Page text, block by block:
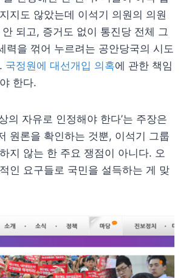
지도 않았는데 이석기 의원의 의원
되고, 증거도 없이 통진당 전체 그
력을 꺾어 누르려는 공안당국의 시도
국정원에 대선개입 의혹에 관한 책임
한다.
의 자유로 인정해야 한다’는 주장은
원론을 확인하는 것뿐, 이석기 그룹
지 않는 한 주요 쟁점이 아니다. 오
인 요구들로 국민을 설득하는 게 맞